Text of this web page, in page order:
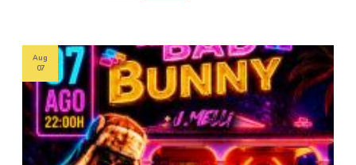
Aug
07